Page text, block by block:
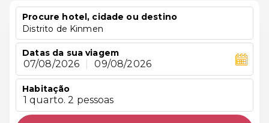
Procure hotel, cidade ou destino
Distrito de Kinmen
Datas da sua viagem
07/08/2026 09/08/2026
Habitação
1 quarto. 2 pessoas